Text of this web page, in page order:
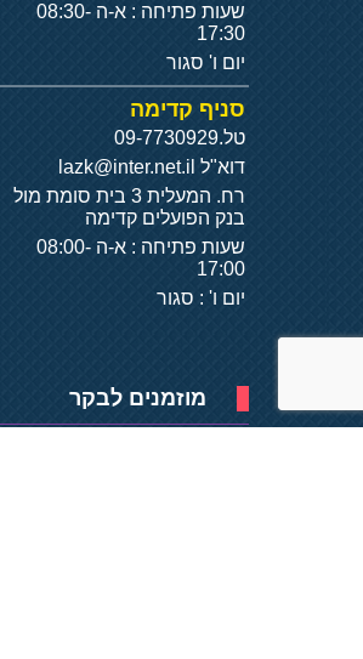
שעות פתיחה : א-ה 08:30-
17:30
יום ו' סגור
סניף קדימה
טל.09-7730929
דוא"ל
רח. המעלית 3 בית סומת מול
בנק הפועלים קדימה
שעות פתיחה : א-ה 08:00-
17:00
יום ו' : סגור
מוזמנים לבקר